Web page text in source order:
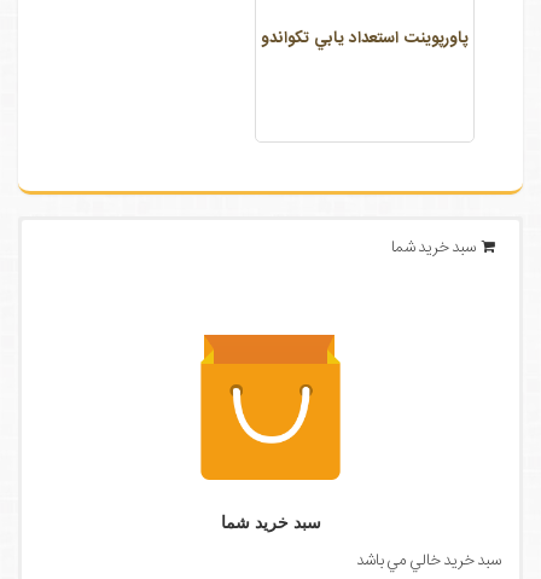
پاورپوینت استعداد يابي تكواندو
سبد خرید شما
سبد خرید شما
سبد خرید خالي مي باشد